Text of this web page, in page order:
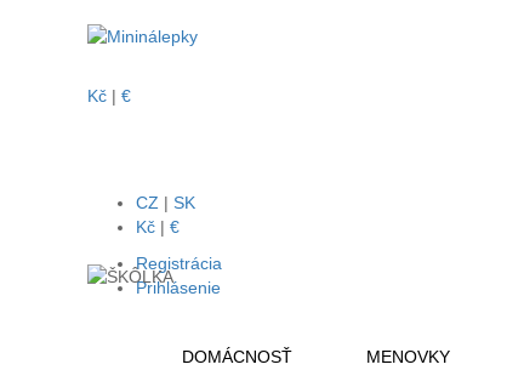
ŠKÔLKA
CZ | SK
Kč | €
Registrácia
Prihlásenie
DOMÁCNOSŤ MENOVKY
Kč | €